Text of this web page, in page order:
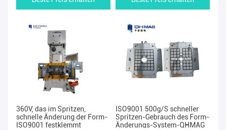
360V, das im Spritzen,
schnelle Änderung der Form-
ISO9001 festklemmt
ISO9001 500g/S schneller
Spritzen-Gebrauch des Form-
Änderungs-System-QHMAG